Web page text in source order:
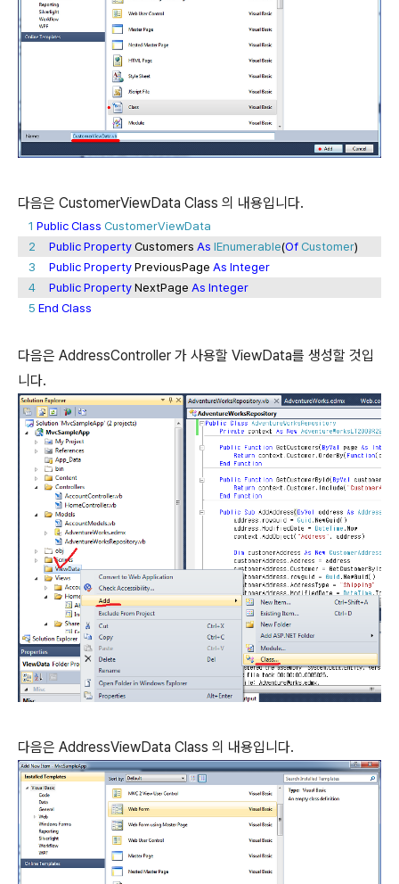
다음은 CustomerViewData Class 의 내용입니다.
1 PublicClass CustomerViewData
2
PublicPropertyCustomers As IEnumerable(OfCustomer)
3
PublicPropertyPreviousPage As Integer
4
PublicPropertyNextPage As Integer
5 End Class
다음은 AddressController 가 사용할 ViewData를 생성할 것입
니다.
다음은 AddressViewData Class 의 내용입니다.